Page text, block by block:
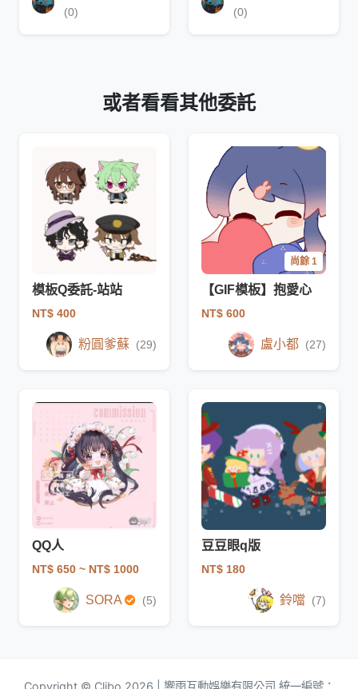
(0) (0)
或者看看其他委託
模板Q委託-站站
NT$ 400
粉圓爹蘇 (29)
尚餘 1
【GIF模板】抱愛心
NT$ 600
盧小都 (27)
QQ人
NT$ 650 ~ NT$ 1000
SORA (5)
豆豆眼q版
NT$ 180
鈴噹 (7)
Copyright © Clibo 2026 | 響雨互動娛樂有限公司 統一編號：